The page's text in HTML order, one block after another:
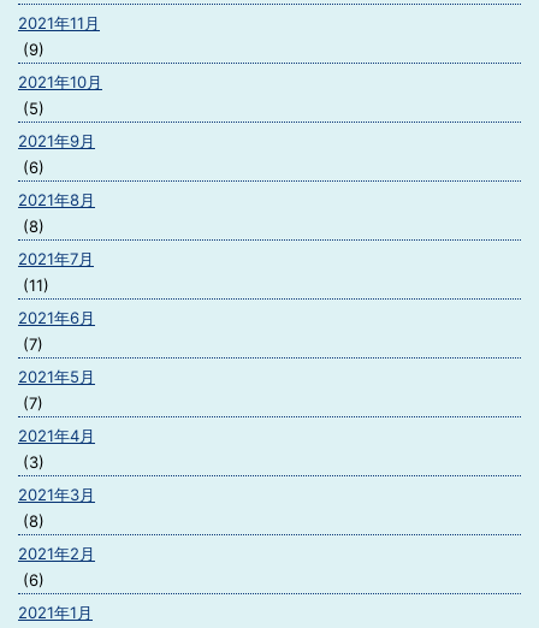
2021年11月
(9)
2021年10月
(5)
2021年9月
(6)
2021年8月
(8)
2021年7月
(11)
2021年6月
(7)
2021年5月
(7)
2021年4月
(3)
2021年3月
(8)
2021年2月
(6)
2021年1月